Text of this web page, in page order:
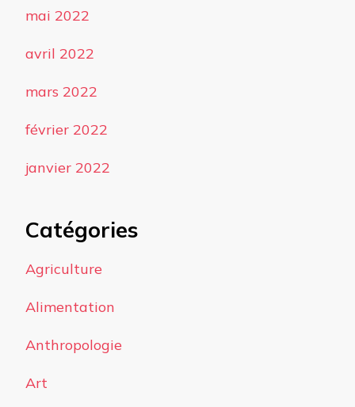
mai 2022
avril 2022
mars 2022
février 2022
janvier 2022
Catégories
Agriculture
Alimentation
Anthropologie
Art